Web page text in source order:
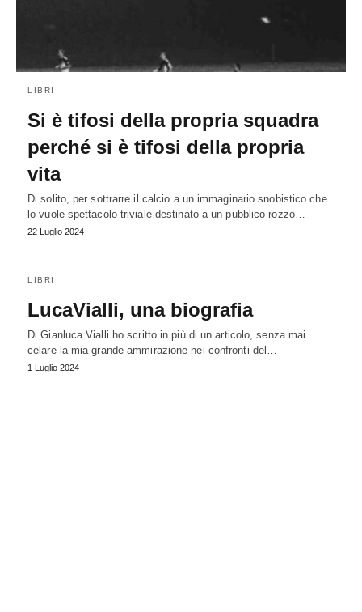
LIBRI
Si è tifosi della propria squadra
perché si è tifosi della propria
vita
Di solito, per sottrarre il calcio a un immaginario snobistico che
lo vuole spettacolo triviale destinato a un pubblico rozzo…
22 Luglio 2024
LIBRI
LucaVialli, una biografia
Di Gianluca Vialli ho scritto in più di un articolo, senza mai
celare la mia grande ammirazione nei confronti del…
1 Luglio 2024